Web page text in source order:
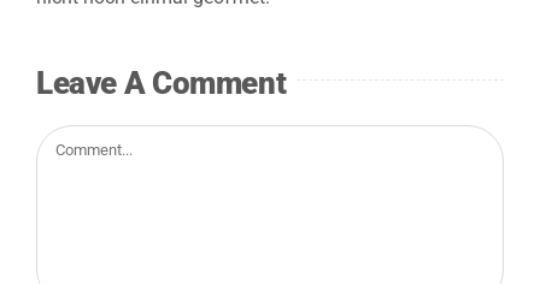
Leave A Comment
Comment